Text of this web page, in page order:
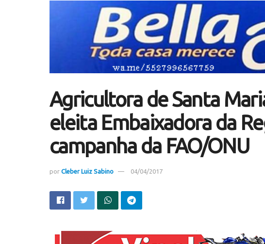
Agricultora de Santa
eleita Embaixadora da
campanha da FAO/ONU
por Cleber Luiz Sabino 04/04/2017